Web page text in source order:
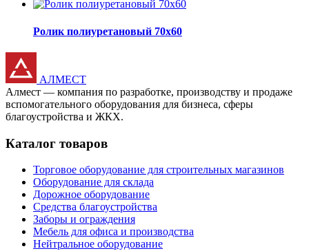
Ролик полиуретановый 70х60
АЛМЕСТ
Алмест — компания по разработке, производству и продаже
вспомогательного оборудования для бизнеса, сферы
благоустройства и ЖКХ.
Каталог товаров
Торговое оборудование для строительных магазинов
Оборудование для склада
Дорожное оборудование
Средства благоустройства
Заборы и ограждения
Мебель для офиса и производства
Нейтральное оборудование